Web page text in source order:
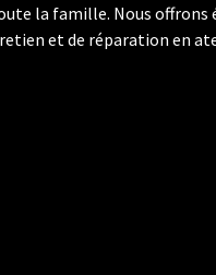
la famille. Nous offrons
et de réparation en